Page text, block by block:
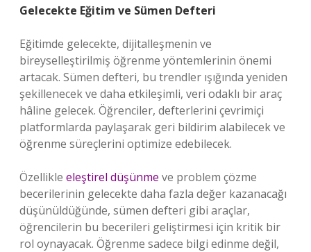
Gelecekte Eğitim ve Sümen Defteri
Eğitimde gelecekte, dijitalleşmenin ve
bireyselleştirilmiş öğrenme yöntemlerinin önemi
artacak. Sümen defteri, bu trendler ışığında yeniden
şekillenecek ve daha etkileşimli, veri odaklı bir araç
hâline gelecek. Öğrenciler, defterlerini çevrimiçi
platformlarda paylaşarak geri bildirim alabilecek ve
öğrenme süreçlerini optimize edebilecek.
Özellikle eleştirel düşünme ve problem çözme
becerilerinin gelecekte daha fazla değer kazanacağı
düşünüldüğünde, sümen defteri gibi araçlar,
öğrencilerin bu becerileri geliştirmesi için kritik bir
rol oynayacak. Öğrenme sadece bilgi edinme değil,